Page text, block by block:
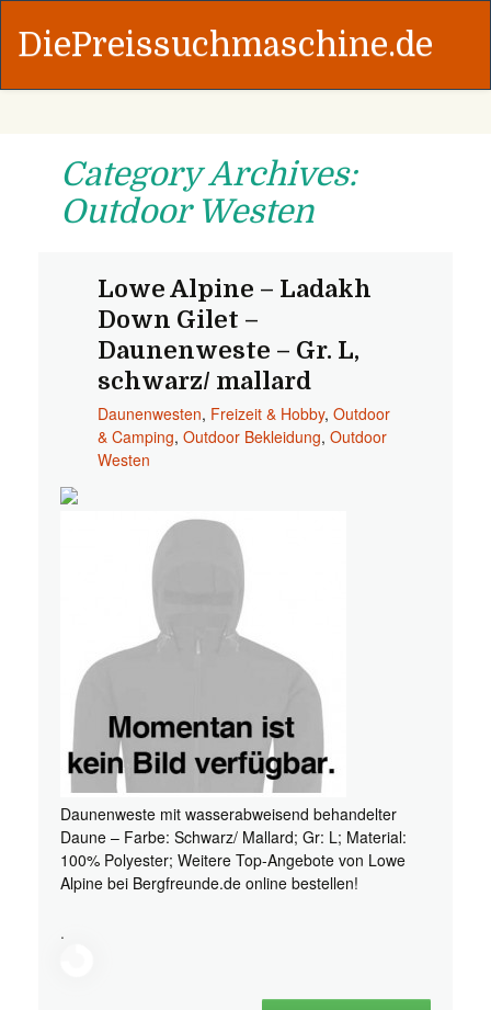
DiePreissuchmaschine.de
Category Archives:
Outdoor Westen
Lowe Alpine – Ladakh
Down Gilet –
Daunenweste – Gr. L,
schwarz/ mallard
Daunenwesten, Freizeit & Hobby, Outdoor
& Camping, Outdoor Bekleidung, Outdoor
Westen
Daunenweste mit wasserabweisend behandelter
Daune – Farbe: Schwarz/ Mallard; Gr: L; Material:
100% Polyester; Weitere Top-Angebote von Lowe
Alpine bei Bergfreunde.de online bestellen!
.